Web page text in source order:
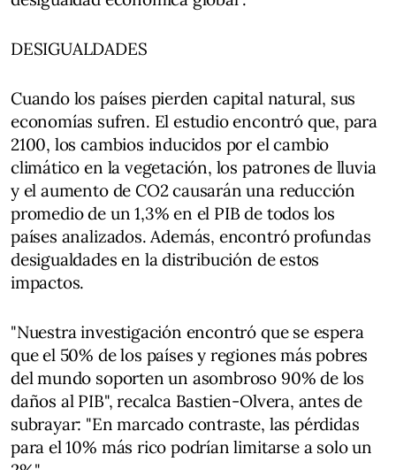
DESIGUALDADES
Cuando los países pierden capital natural, sus
economías sufren. El estudio encontró que, para
2100, los cambios inducidos por el cambio
climático en la vegetación, los patrones de lluvia
y el aumento de CO2 causarán una reducción
promedio de un 1,3% en el PIB de todos los
países analizados. Además, encontró profundas
desigualdades en la distribución de estos
impactos.
"Nuestra investigación encontró que se espera
que el 50% de los países y regiones más pobres
del mundo soporten un asombroso 90% de los
daños al PIB", recalca Bastien-Olvera, antes de
subrayar: "En marcado contraste, las pérdidas
para el 10% más rico podrían limitarse a solo un